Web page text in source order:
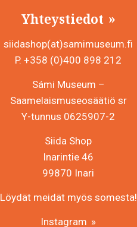
Yhteystiedot
siidashop(at)samimuseum.fi
P. +358 (0)400 898 212
Sámi Museum –
Saamelaismuseosäätiö sr
Y-tunnus 0625907-2
Siida Shop
Inarintie 46
99870 Inari
Löydät meidät myös somesta!
Instagram